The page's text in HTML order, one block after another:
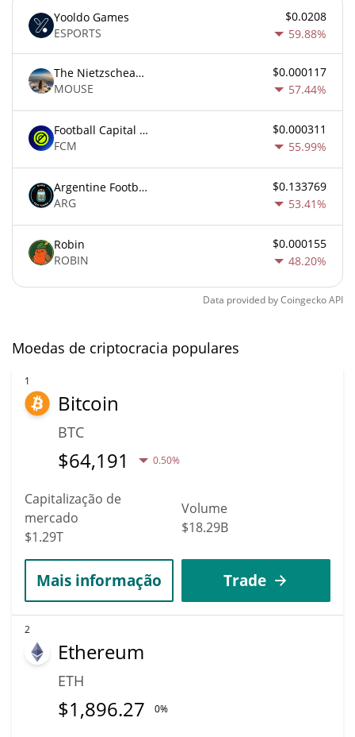
Yooldo Games
ESPORTS
$0.0208
59.88%
The Nietzschean Mouse
MOUSE
$0.000117
57.44%
Football Capital Markets
FCM
$0.000311
55.99%
Argentine Football Association Fan Token
ARG
$0.133769
53.41%
Robin
ROBIN
$0.000155
48.20%
Data provided byCoingeckoAPI
Moedas de criptocracia populares
1
Bitcoin
BTC
$64,191 0.50%
Capitalização de
mercado
$1.29T
Volume
$18.29B
Mais informação Trade
2
Ethereum
ETH
$1,896.27 0%